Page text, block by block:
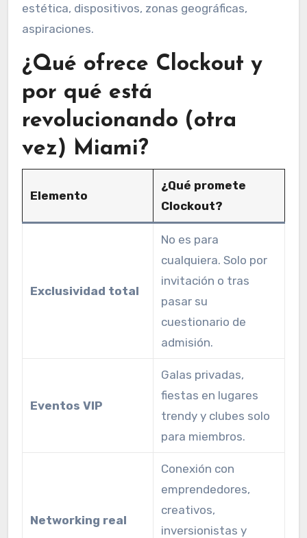
estética, dispositivos, zonas geográficas,
aspiraciones.
¿Qué ofrece Clockout y
por qué está
revolucionando (otra
vez) Miami?
Elemento
¿Qué promete
Clockout?
Exclusividad total
No es para
cualquiera. Solo por
invitación o tras
pasar su
cuestionario de
admisión.
Eventos VIP
Galas privadas,
fiestas en lugares
trendy y clubes solo
para miembros.
Networking real
Conexión con
emprendedores,
creativos,
inversionistas y